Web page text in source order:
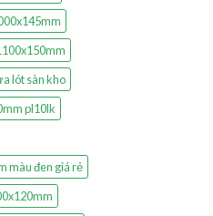
lót sàn kho
pl10lk
màu đen giá rẻ